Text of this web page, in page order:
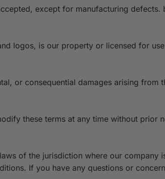
except for manufacturing defects.
logos, is our property or licensed for
or consequential damages arising from
these terms at any time without prior
of the jurisdiction where our company
If you have any questions or